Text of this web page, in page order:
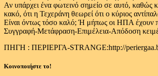
Αν υπάρχει ένα φωτεινό σημείο σε αυτό, καθώς
κακό, ότι η Τεχεράνη θεωρεί ότι ο κύριος
Είναι όντως τόσο καλό; Ή μήπως οι ΗΠΑ έχουν
Συγγραφή-Μετάφραση-Επιμέλεια-Απόδοση
ΠΗΓΗ : ΠΕΡΙΕΡΓΑ-STRANGE:http://
Κοινοποιήστε το!